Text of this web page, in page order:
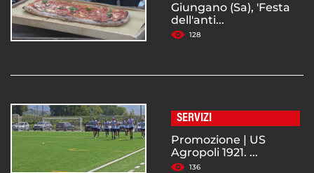
Giungano (Sa), 'Festa
dell'anti...
128
SERVIZI
Promozione | US
Agropoli 1921. ...
136